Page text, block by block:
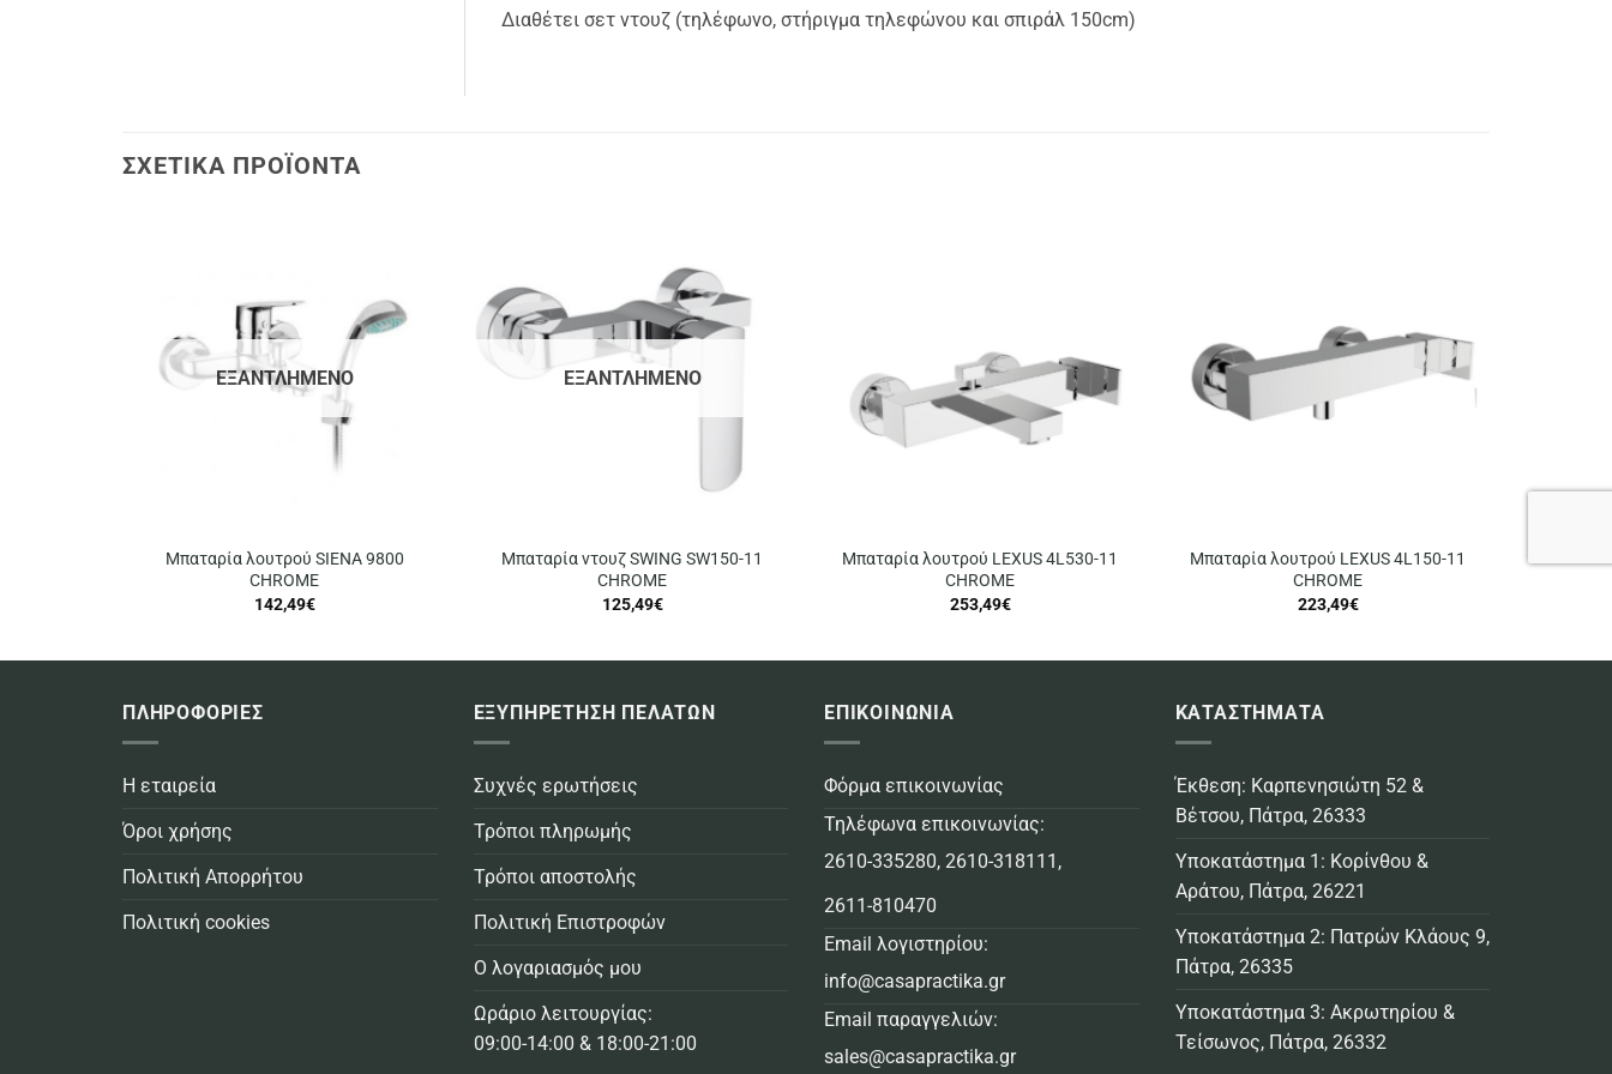
Διαθέτει σετ ντουζ (τηλέφωνο, στήριγμα τηλεφώνου και σπιράλ 150cm)
ΣΧΕΤΙΚΆ ΠΡΟΪΌΝΤΑ
ΕΞΑΝΤΛΗΜΈΝΟ
Μπαταρία λουτρού SIENA 9800
CHROME
142,49€
ΕΞΑΝΤΛΗΜΈΝΟ
Μπαταρία ντουζ SWING SW150-11
CHROME
125,49€
Μπαταρία λουτρού LEXUS 4L530-11
CHROME
253,49€
Μπαταρία λουτρού LEXUS 4L150-11
CHROME
223,49€
ΠΛΗΡΟΦΟΡΙΕΣ
Η εταιρεία
Όροι χρήσης
Πολιτική Απορρήτου
Πολιτική cookies
ΕΞΥΠΗΡΕΤΗΣΗ ΠΕΛΑΤΩΝ
Συχνές ερωτήσεις
Τρόποι πληρωμής
Τρόποι αποστολής
Πολιτική Επιστροφών
Ο λογαριασμός μου
Ωράριο λειτουργίας:
09:00-14:00 & 18:00-21:00
ΕΠΙΚΟΙΝΩΝΙΑ
Φόρμα επικοινωνίας
Τηλέφωνα επικοινωνίας:
2610-335280, 2610-318111 ,
2611-810470
Email λογιστηρίου:
info@casapractika.gr
Email παραγγελιών:
sales@casapractika.gr
ΚΑΤΑΣΤΗΜΑΤΑ
Έκθεση: Καρπενησιώτη 52 &
Βέτσου, Πάτρα, 26333
Υποκατάστημα 1: Κορίνθου &
Αράτου, Πάτρα, 26221
Υποκατάστημα 2: Πατρών Κλάους 9,
Πάτρα, 26335
Υποκατάστημα 3: Ακρωτηρίου &
Τείσωνος, Πάτρα, 26332